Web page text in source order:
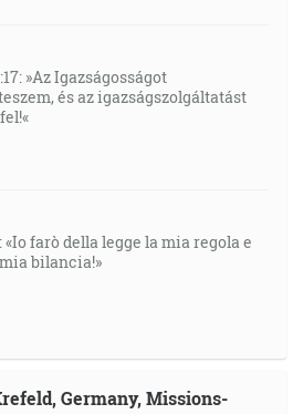
»Az Igazságosságot
és az igazságszolgáltatást
«Io farò della legge la mia regola e
bilancia!»
Germany, Missions-